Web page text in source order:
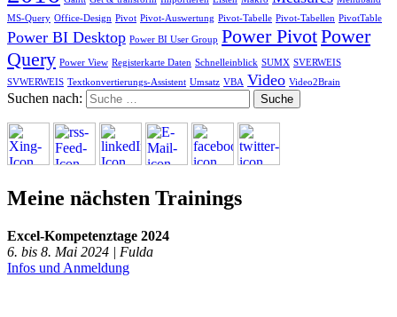
MS-Query Office-Design Pivot Pivot-Auswertung Pivot-Tabelle Pivot-Tabellen PivotTable
Power BI Desktop Power BI User Group Power PivotPower
Query Power View Registerkarte Daten Schnelleinblick SUMX SVERWEIS
SVWERWEIS Textkonvertierungs-Assistent Umsatz VBA Video Video2Brain
Suchen nach:
Meine nächsten Trainings
Excel-Kompetenztage 2024
6. bis 8. Mai 2024 | Fulda
Infos und Anmeldung